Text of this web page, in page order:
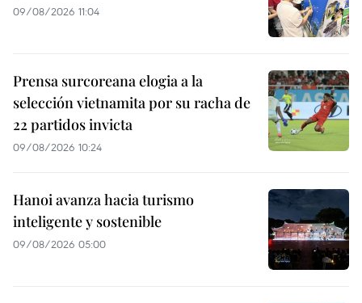
09/08/2026 11:04
Prensa surcoreana elogia a la
selección vietnamita por su racha de
22 partidos invicta
09/08/2026 10:24
Hanoi avanza hacia turismo
inteligente y sostenible
09/08/2026 05:00